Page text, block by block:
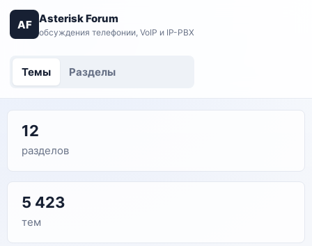
AF Asterisk Forum
обсуждения телефонии, VoIP и IP-PBX
Темы Разделы
12
разделов
5 423
тем